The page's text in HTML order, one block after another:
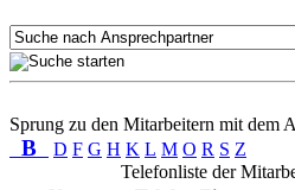
Sprung zu den Mitarbeitern mit dem
B D F G H K L M O R S Z
Telefonliste der